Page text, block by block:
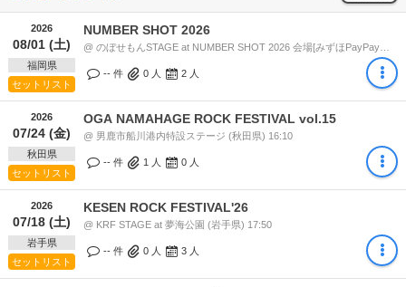
2026
08/01 (土)
福岡県
セットリスト
NUMBER SHOT 2026
-- 件 0 人 2 人
2026
07/24 (金)
秋田県
セットリスト
OGA NAMAHAGE ROCK FESTIVAL vol.15
@ 男鹿市船川港内特設ステージ (秋田県) 16:10
-- 件 1 人 0 人
2026
07/18 (土)
岩手県
セットリスト
KESEN ROCK FESTIVAL'26
@ KRF STAGE at 夢海公園 (岩手県) 17:50
-- 件 0 人 3 人